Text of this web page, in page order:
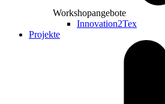
Workshopangebote
Innovation2Tex
Projekte